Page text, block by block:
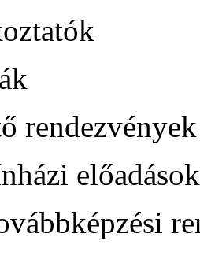
rendezvények